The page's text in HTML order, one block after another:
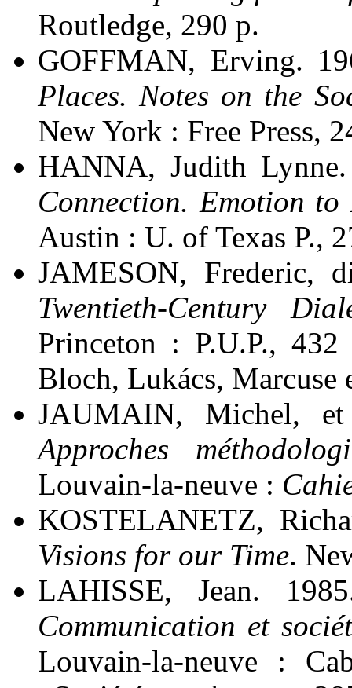
Routledge, 290 p.
GOFFMAN, Erving.
Places. Notes on the
New York : Free Press,
HANNA, Judith
Connection. Emotion
Austin : U. of Texas P.,
JAMESON, Frederic,
Twentieth-Century
Princeton : P.U.P.,
Bloch, Lukács, Marcuse
JAUMAIN, Michel, et
Approches
Louvain-la-neuve :
KOSTELANETZ,
Visions for our Time.
LAHISSE, Jean.
Communication et
Louvain-la-neuve :